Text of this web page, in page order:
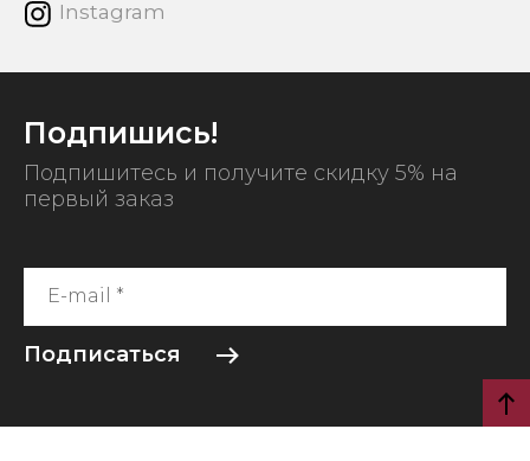
Instagram
Подпишись!
Подпишитесь и получите скидку 5% на
первый заказ
Подписаться